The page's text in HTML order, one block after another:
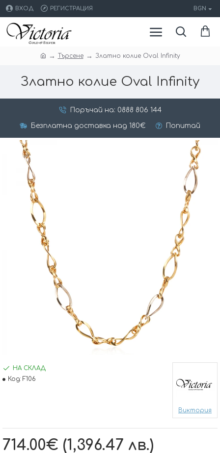
ВХОД РЕГИСТРАЦИЯ BGN
Търсене Златно колие Oval Infinity
Златно колие Oval Infinity
Поръчай на: 0888 806 144
Безплатна доставка над 180€ Попитай
714.00€ (1,396.47 лв.)
НА СКЛАД
Код: F106
Виктория